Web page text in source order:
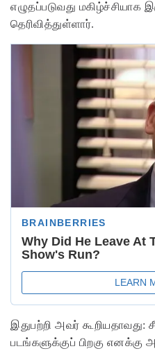
எழுதப்படுவது மகிழ்ச்சியாக
தெரிவித்துள்ளார்.
இதுபற்றி அவர்
படங்களுக்குப் பிறகு எனக்கு